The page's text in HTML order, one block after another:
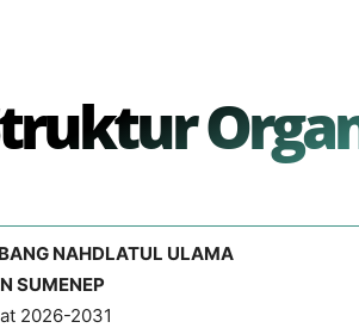
NAHDLATUL ULAMA
SUMENEP
2026-2031